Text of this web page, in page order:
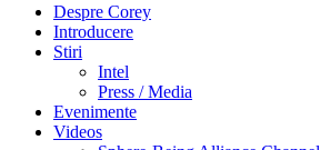
Despre Corey
Introducere
Stiri
Intel
Press / Media
Evenimente
Videos